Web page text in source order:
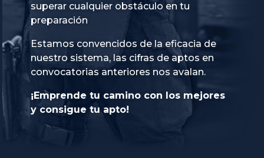
superar cualquier obstáculo en tu
preparación
Estamos convencidos de la eficacia de
nuestro sistema, las cifras de aptos en
convocatorias anteriores nos avalan.
¡Emprende tu camino con los mejores
y consigue tu apto!